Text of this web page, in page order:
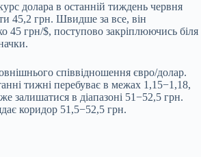
долара в останній тиждень червня
45,2 грн. Швидше за все, він
45 грн/$, поступово закріплюючись біля
співвідношення євро/долар.
тижні перебуває в межах 1,15−1,18,
залишатися в діапазоні 51−52,5 грн.
коридор 51,5−52,5 грн.